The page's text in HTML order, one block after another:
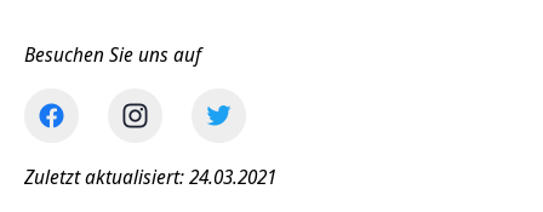
Besuchen Sie uns auf
Zuletzt aktualisiert: 24.03.2021